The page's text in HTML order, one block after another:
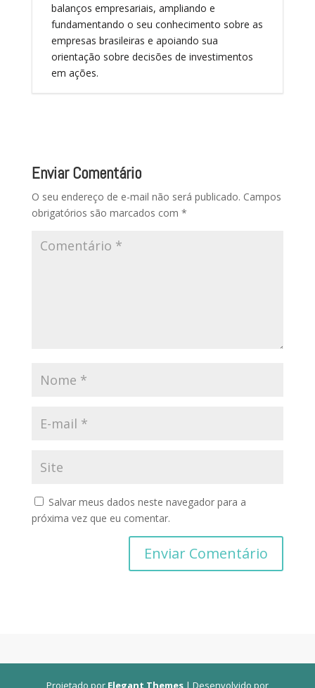
balanços empresariais, ampliando e
fundamentando o seu conhecimento sobre as
empresas brasileiras e apoiando sua
orientação sobre decisões de investimentos
em ações.
Enviar Comentário
O seu endereço de e-mail não será publicado. Campos
obrigatórios são marcados com *
Salvar meus dados neste navegador para a
próxima vez que eu comentar.
Projetado por Elegant Themes| Desenvolvido por